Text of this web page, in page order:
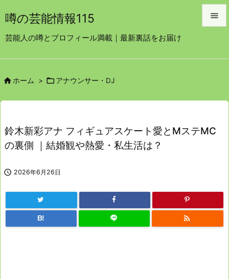
噂の芸能情報115
芸能人の噂とプロフィール満載｜最新裏話をお届け

前へ
次へ
ホーム >  アナウンサー・DJ
鈴木新彩アナ フィギュアスケート愛とMステMC
の裏側 ｜結婚観や熱愛・私生活は？
 2026年6月26日
B! 